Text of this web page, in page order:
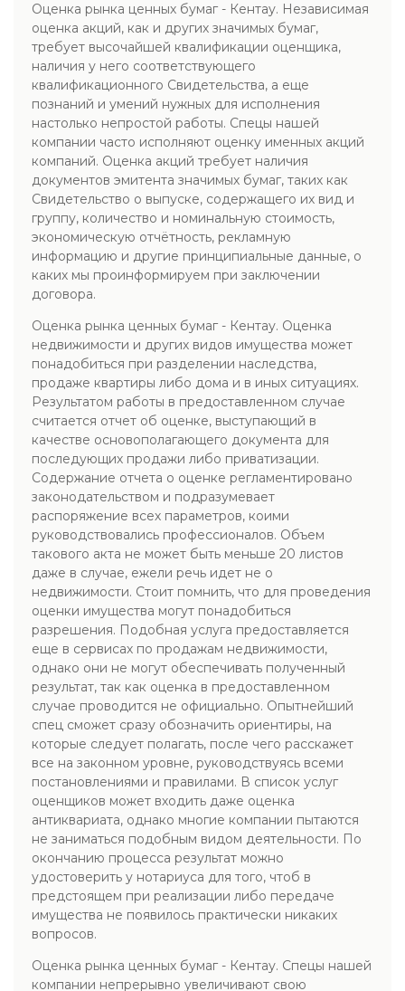
Оценка рынка ценных бумаг - Кентау. Независимая
оценка акций, как и других значимых бумаг,
требует высочайшей квалификации оценщика,
наличия у него соответствующего
квалификационного Свидетельства, а еще
познаний и умений нужных для исполнения
настолько непростой работы. Спецы нашей
компании часто исполняют оценку именных акций
компаний. Оценка акций требует наличия
документов эмитента значимых бумаг, таких как
Свидетельство о выпуске, содержащего их вид и
группу, количество и номинальную стоимость,
экономическую отчётность, рекламную
информацию и другие принципиальные данные, о
каких мы проинформируем при заключении
договора.
Оценка рынка ценных бумаг - Кентау. Оценка
недвижимости и других видов имущества может
понадобиться при разделении наследства,
продаже квартиры либо дома и в иных ситуациях.
Результатом работы в предоставленном случае
считается отчет об оценке, выступающий в
качестве основополагающего документа для
последующих продажи либо приватизации.
Содержание отчета о оценке регламентировано
законодательством и подразумевает
распоряжение всех параметров, коими
руководствовались профессионалов. Объем
такового акта не может быть меньше 20 листов
даже в случае, ежели речь идет не о
недвижимости. Стоит помнить, что для проведения
оценки имущества могут понадобиться
разрешения. Подобная услуга предоставляется
еще в сервисах по продажам недвижимости,
однако они не могут обеспечивать полученный
результат, так как оценка в предоставленном
случае проводится не официально. Опытнейший
спец сможет сразу обозначить ориентиры, на
которые следует полагать, после чего расскажет
все на законном уровне, руководствуясь всеми
постановлениями и правилами. В список услуг
оценщиков может входить даже оценка
антиквариата, однако многие компании пытаются
не заниматься подобным видом деятельности. По
окончанию процесса результат можно
удостоверить у нотариуса для того, чтоб в
предстоящем при реализации либо передаче
имущества не появилось практически никаких
вопросов.
Оценка рынка ценных бумаг - Кентау. Спецы нашей
компании непрерывно увеличивают свою